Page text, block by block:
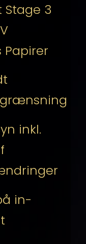
Stage 3
Papirer
inkl.
in-